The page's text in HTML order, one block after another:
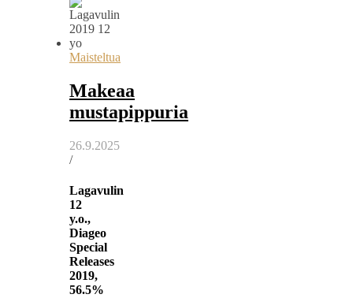
Maisteltua
Makeaa
mustapippuria
26.9.2025
/
Lagavulin
12
y.o.,
Diageo
Special
Releases
2019,
56.5%